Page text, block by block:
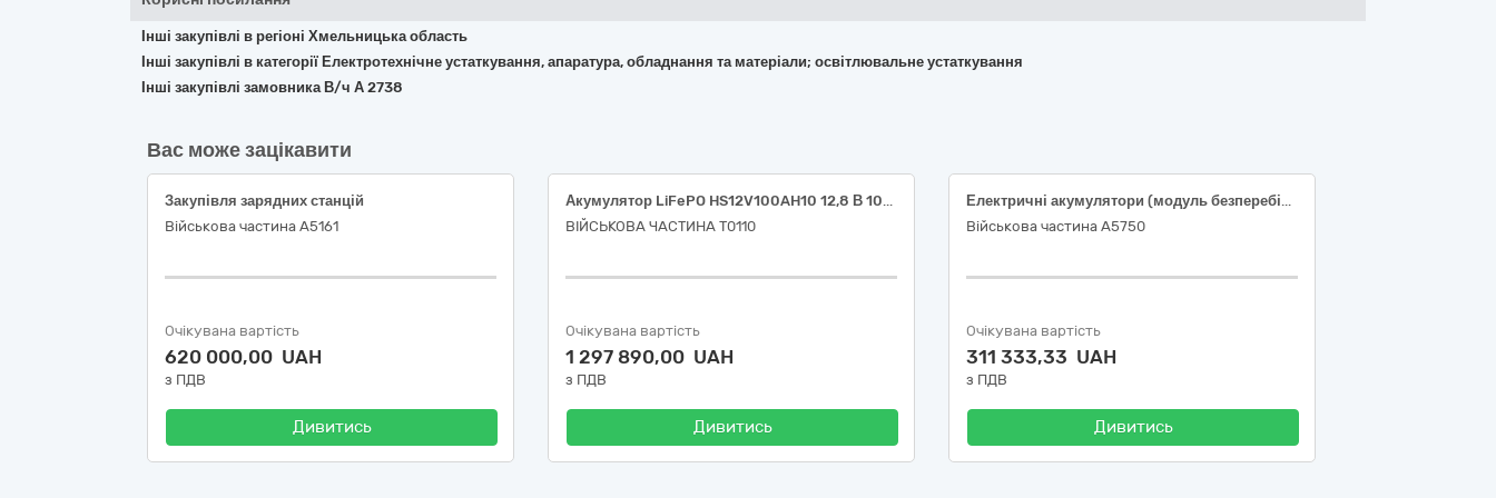
Інші закупівлі в регіоні Хмельницька область
Інші закупівлі в категорії Електротехнічне устаткування, апаратура, обладнання та матеріали; освітлювальне устаткування
Інші закупівлі замовника В/ч А 2738
Вас може зацікавити
Закупівля зарядних станцій
Військова частина А5161
Очікувана вартість
620 000,00 UAH
з ПДВ
Дивитись
Акумулятор LiFePO HS12V100AH10 12,8 В 100A * год з Bluetooth або еквівалент (31430000-9 - Електричні акумулятори)
ВІЙСЬКОВА ЧАСТИНА Т0110
Очікувана вартість
1 297 890,00 UAH
з ПДВ
Дивитись
Електричні акумулятори (модуль безперебійного живлення)
Військова частина А5750
Очікувана вартість
311 333,33 UAH
з ПДВ
Дивитись